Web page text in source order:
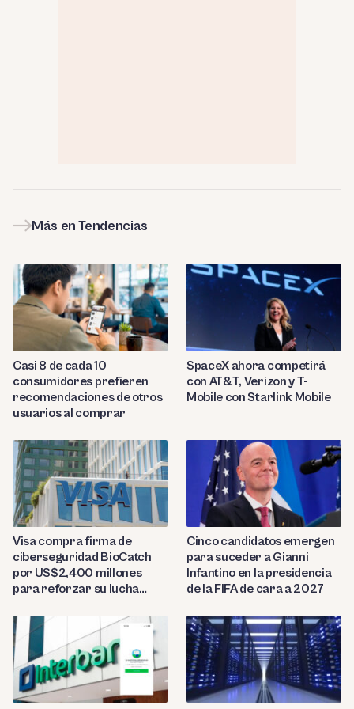
Más en Tendencias
Casi 8 de cada 10
consumidores prefieren
recomendaciones de otros
usuarios al comprar
SpaceX ahora competirá
con AT&T, Verizon y T-
Mobile con Starlink Mobile
Visa compra firma de
ciberseguridad BioCatch
por US$2,400 millones
para reforzar su lucha
Cinco candidatos emergen
para suceder a Gianni
Infantino en la presidencia
de la FIFA de cara a 2027